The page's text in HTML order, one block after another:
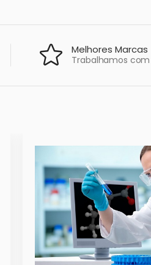
Melhores Marcas
Trabalhamos